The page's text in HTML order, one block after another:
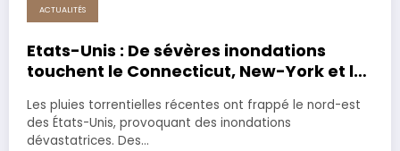
ACTUALITÉS
Etats-Unis : De sévères inondations
touchent le Connecticut, New-York et le
Les pluies torrentielles récentes ont frappé le nord-est
des États-Unis, provoquant des inondations
dévastatrices. Des…